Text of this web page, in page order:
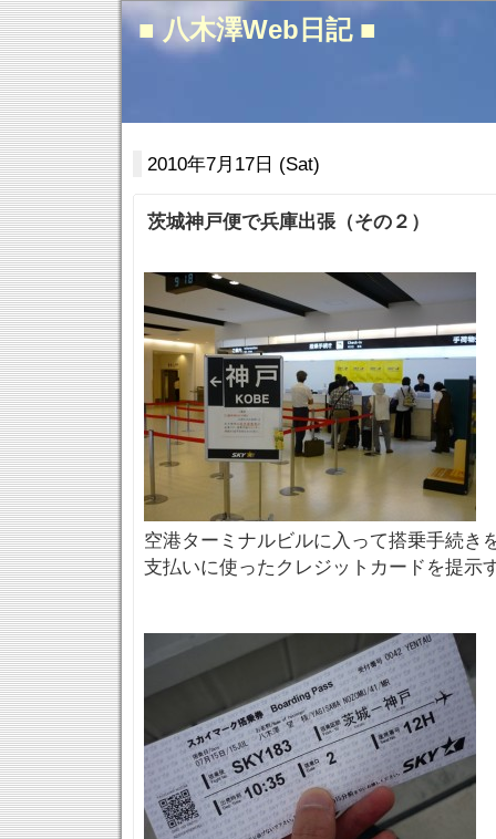
■ 八木澤Web日記 ■
2010年7月17日 (Sat)
茨城神戸便で兵庫出張（その２）
空港ターミナルビルに入って搭乗手続き
支払いに使ったクレジットカードを提示